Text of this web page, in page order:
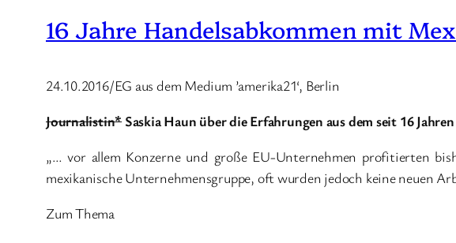
16 Jahre Handelsabkommen mit
24.10.2016/EG aus dem Medium ’amerika21‘, Berlin
Journalistin*Saskia Haun über die Erfahrungen aus dem seit 16
„… vor allem Konzerne und große EU-Unternehmen profitierten
mexikanische Unternehmensgruppe, oft wurden jedoch keine neuen
Zum Thema